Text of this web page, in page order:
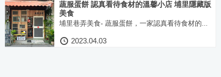
蔬服蛋餅 認真看待食材的溫馨小店 埔里隱藏版
美食
埔里巷弄美食- 蔬服蛋餅，一家認真看待食材的...
2023.04.03